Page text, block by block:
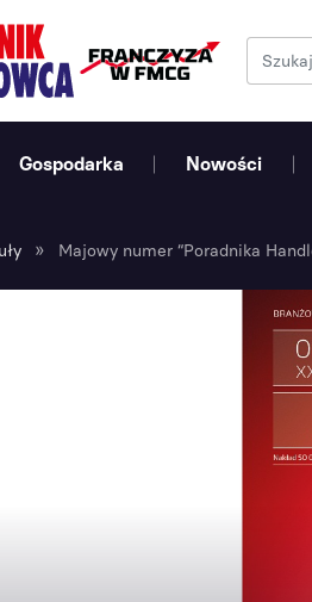
Gospodarka Nowości
» Majowy numer “Poradnika